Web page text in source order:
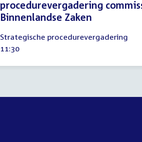
procedurevergadering
Binnenlandse Zaken
oktober
2024
Strategische procedurevergadering
Tijd
11:30